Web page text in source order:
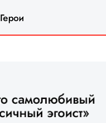
Герои